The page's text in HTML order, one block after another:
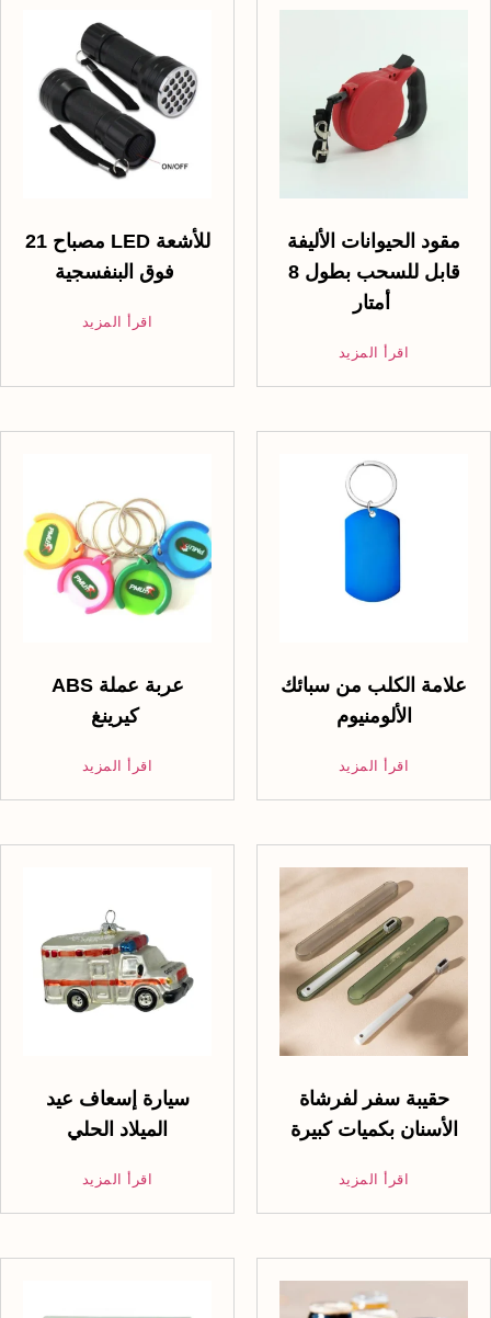
21 مصباح LED للأشعة
اقرأ المزيد
مقود الحيوانات الأليفة
قابل للسحب بطول 8
اقرأ المزيد
ABS عربة عملة
كيرينغ
اقرأ المزيد
علامة الكلب من سبائك
الألومنيوم
اقرأ المزيد
سيارة إسعاف عيد
الميلاد الحلي
اقرأ المزيد
حقيبة سفر لفرشاة
الأسنان بكميات كبيرة
اقرأ المزيد